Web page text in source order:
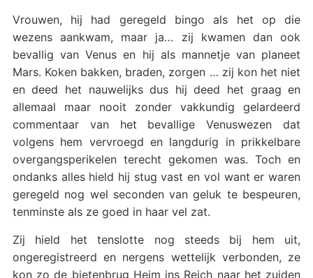
Vrouwen, hij had geregeld bingo als het op die
wezens aankwam, maar ja… zij kwamen dan ook
bevallig van Venus en hij als mannetje van planeet
Mars. Koken bakken, braden, zorgen … zij kon het niet
en deed het nauwelijks dus hij deed het graag en
allemaal maar nooit zonder vakkundig gelardeerd
commentaar van het bevallige Venuswezen dat
volgens hem vervroegd en langdurig in prikkelbare
overgangsperikelen terecht gekomen was. Toch en
ondanks alles hield hij stug vast en vol want er waren
geregeld nog wel seconden van geluk te bespeuren,
tenminste als ze goed in haar vel zat.
Zij hield het tenslotte nog steeds bij hem uit,
ongeregistreerd en nergens wettelijk verbonden, ze
kon zo de bietenbrug Heim ins Reich naar het zuiden